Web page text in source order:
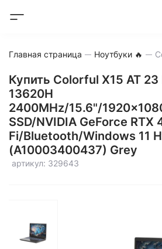
Главная страница Ноутбуки 🔥
Купить Colorful X15 AT
13620H
2400MHz/15.6"/
SSD/NVIDIA GeForce RTX
Fi/Bluetooth/Windows 11
(A10003400437) Grey
артикул: 329643